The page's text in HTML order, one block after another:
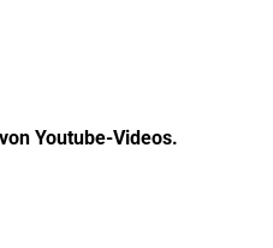
Youtube-Videos.